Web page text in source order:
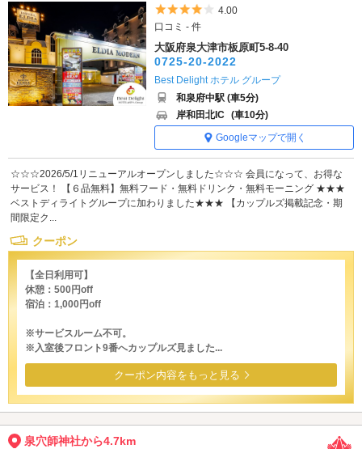
5つ星のうち4
4.00
口コミ - 件
大阪府泉大津市板原町5-8-40
0725-20-2022
Best Delight ホテル グループ
和泉府中駅 (車5分)
岸和田北IC (車10分)
Googleマップで開く
☆☆☆2026/5/1リニューアルオープンしました☆☆☆ 会員になって、お得な
サービス！ 【６品無料】無料フード・無料ドリンク・無料モーニング ★★★
ベストディライトグループに加わりました★★★ 【カップルズ掲載記念・期
間限定ク...
クーポン
【全日利用可】
休憩：500円off
宿泊：1,000円off
※サービスルーム不可。
※入室後フロント9番へカップルズ見ました...
クーポン内容をもっと見る
泉穴師神社から4.7km